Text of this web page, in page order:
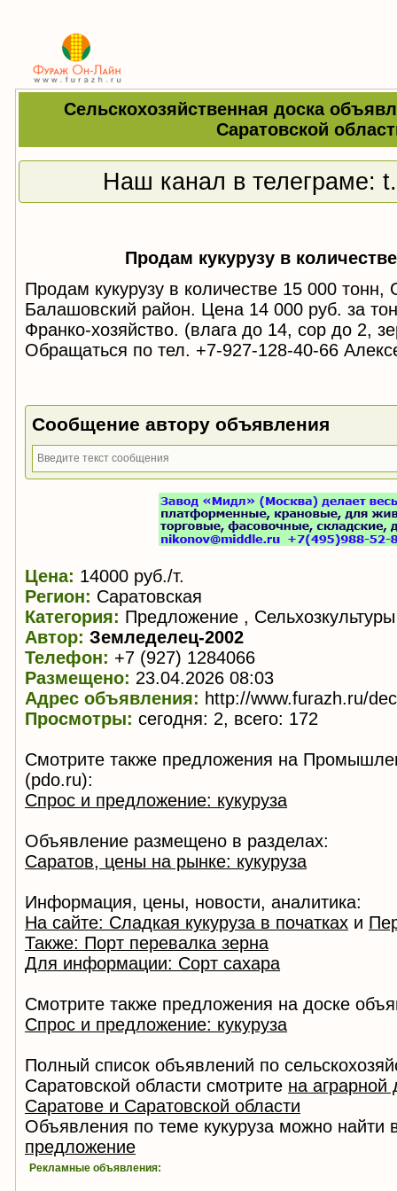
Сельскохозяйственная доска
Саратовской
Наш канал в телеграме:
Продам кукурузу в
Продам кукурузу в количестве 15 000 тонн,
Балашовский район. Цена 14 000 руб. за
Франко-хозяйство. (влага до 14, сор до 2,
Обращаться по тел. +7-927-128-40-66
Сообщение автору объявления
Цена: 14000 руб./т.
Регион: Саратовская
Категория: Предложение , Сельхозкультуры
Автор: Земледелец-2002
Телефон: +7 (927) 1284066
Размещено: 23.04.2026 08:03
Адрес объявления: http://www.furazh.ru/
Просмотры: сегодня: 2, всего: 172
Смотрите также предложения на
(pdo.ru):
Спрос и предложение: кукуруза
Объявление размещено в разделах:
Саратов, цены на рынке: кукуруза
Информация, цены, новости, аналитика:
На сайте: Сладкая кукуруза в початках и
Также: Порт перевалка зерна
Для информации: Сорт сахара
Смотрите также предложения на доске
Спрос и предложение: кукуруза
Полный список объявлений по
Саратовской области смотрите на аграрной
Саратове и Саратовской области
Объявления по теме кукуруза можно найти
предложение
Рекламные объявления: